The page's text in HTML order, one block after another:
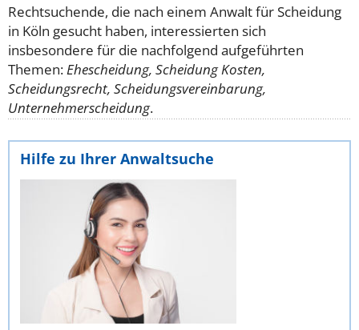
Rechtsuchende, die nach einem Anwalt für Scheidung
in Köln gesucht haben, interessierten sich
insbesondere für die nachfolgend aufgeführten
Themen:Ehescheidung, Scheidung Kosten,
Scheidungsrecht, Scheidungsvereinbarung,
Unternehmerscheidung.
Hilfe zu Ihrer Anwaltsuche